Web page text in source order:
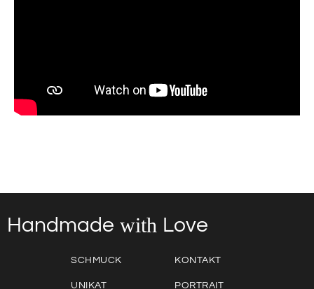
Handmade with Love
SCHMUCK
UNIKAT
KONTAKT
PORTRAIT